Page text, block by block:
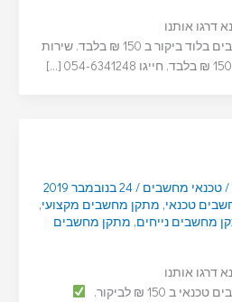
דרגו אותנו
אנא דרגו אותנומתקן מחשבים בלוד ביקור ב 150 ₪ בלבד. שירות
/טכנאי מחשבים /24 בנובמבר 2019
טכנאי, מתקן מחשבים מקצועי,
מחשבים נייחים, מתקן מחשבים
דרגו אותנו
150 ₪ לביקור.